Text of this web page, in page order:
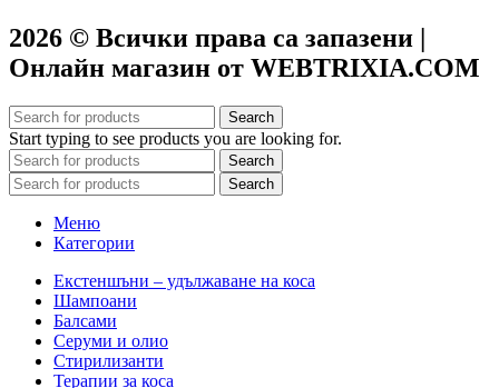
2026 © Всички права са запазени |
Онлайн магазин от WEBTRIXIA.COM
Search
Start typing to see products you are looking for.
Search
Search
Меню
Категории
Екстеншъни – удължаване на коса
Шампоани
Балсами
Серуми и олио
Стирилизанти
Терапии за коса